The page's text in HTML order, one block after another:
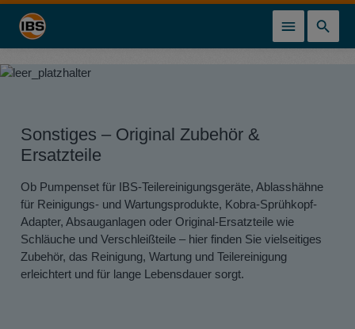
springen
Sonstiges – Original Zubehör &
Ersatzteile
Ob Pumpenset für IBS-Teilereinigungsgeräte, Ablasshähne
für Reinigungs- und Wartungsprodukte, Kobra-Sprühkopf-
Adapter, Absauganlagen oder Original-Ersatzteile wie
Schläuche und Verschleißteile – hier finden Sie vielseitiges
Zubehör, das Reinigung, Wartung und Teilereinigung
erleichtert und für lange Lebensdauer sorgt.